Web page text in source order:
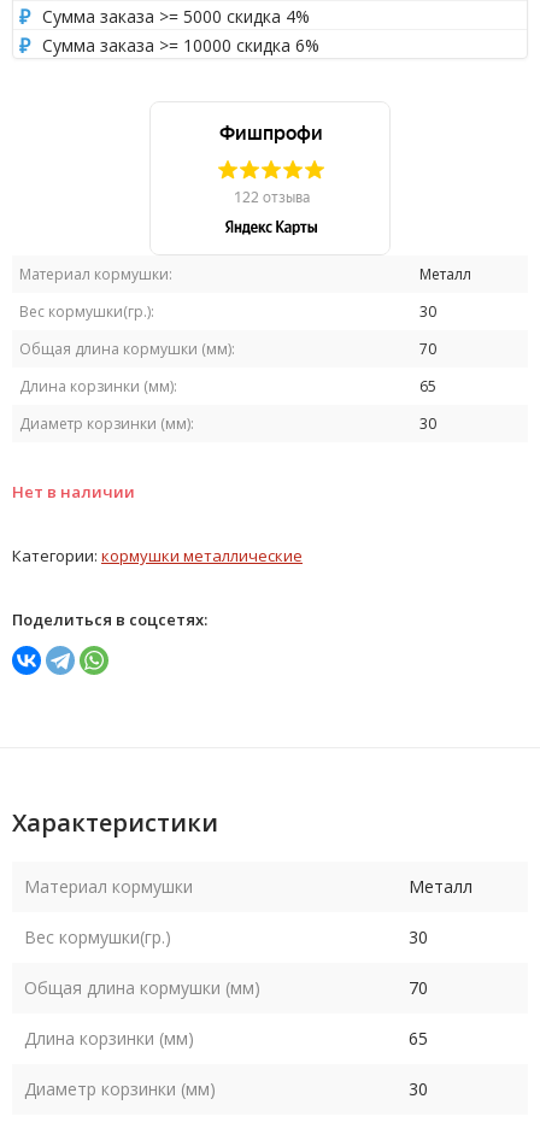
Материал кормушки:
Металл
Вес кормушки(гр.):
30
Общая длина кормушки (мм):
70
Длина корзинки (мм):
65
Диаметр корзинки (мм):
30
Нет в наличии
Сумма заказа >= 5000 скидка 4%
Сумма заказа >= 10000 скидка 6%
Категории: кормушки металлические
Поделиться в соцсетях:
Характеристики
Материал кормушки Металл
Вес кормушки(гр.) 30
Общая длина кормушки (мм) 70
Длина корзинки (мм) 65
Диаметр корзинки (мм) 30